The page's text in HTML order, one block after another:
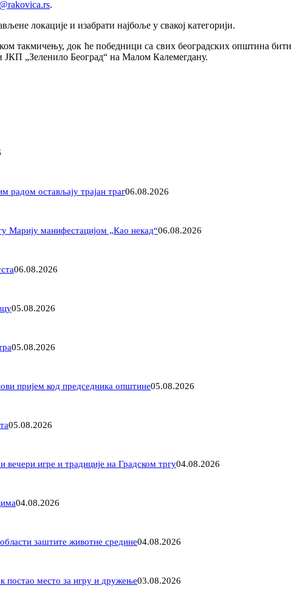
.
локације и изабрати најбоље у свакој категорији.
такмичењу, док ће победници са свих београдских општина
ЈКП „Зеленило Београд“ на Малом Калемегдану.
радом остављају трајан траг06.08.2026
Марију манифестацијом „Као некад“06.08.2026
06.08.2026
05.08.2026
05.08.2026
пријем код председника општине05.08.2026
05.08.2026
игре и традиције на Градском тргу04.08.2026
04.08.2026
заштите животне средине04.08.2026
постао место за игру и дружење03.08.2026